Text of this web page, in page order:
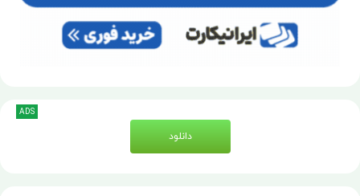
دانلود
ADS